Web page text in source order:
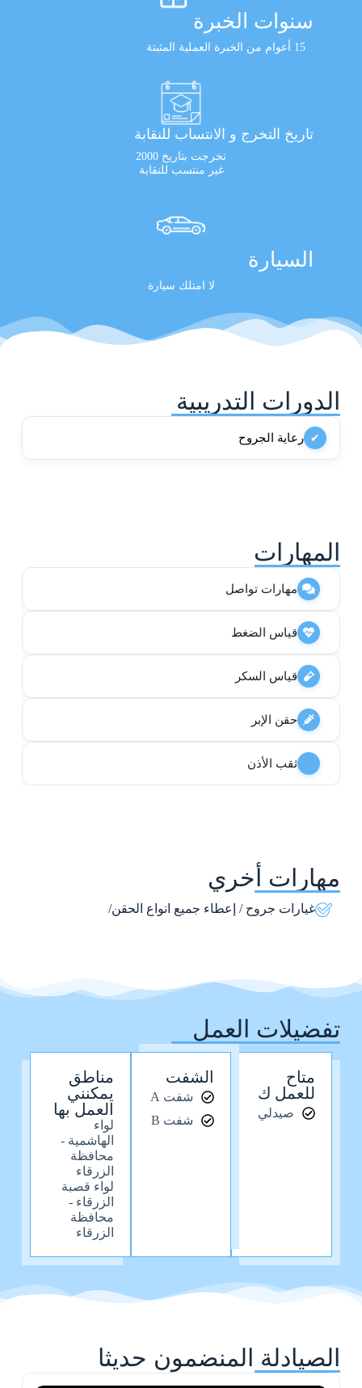
سنوات الخبرة
15 أعوام من الخبرة العملية المثبتة
تاريخ التخرج و الانتساب للنقابة
تخرجت بتاريخ 2000
غير منتسب للنقابة
السيارة
لا امتلك سيارة
الدورات التدريبية
✔ رعاية الجروح
المهارات
مهارات تواصل
قياس الضغط
قياس السكر
حقن الإبر
ثقب الأذن
مهارات أخري
غيارات جروح / إعطاء جميع انواع الحقن/
تفضيلات العمل
متاح
للعمل ك
صيدلي
الشفت
شفت A
شفت B
مناطق
يمكنني
العمل بها
لواء
الهاشمية -
محافظة
الزرقاء
لواء قصبة
الزرقاء -
محافظة
الزرقاء
الصيادلة المنضمون حديثا